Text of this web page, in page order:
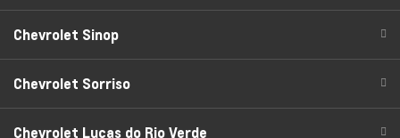
Chevrolet Sinop
Chevrolet Sorriso
Chevrolet Lucas do Rio Verde